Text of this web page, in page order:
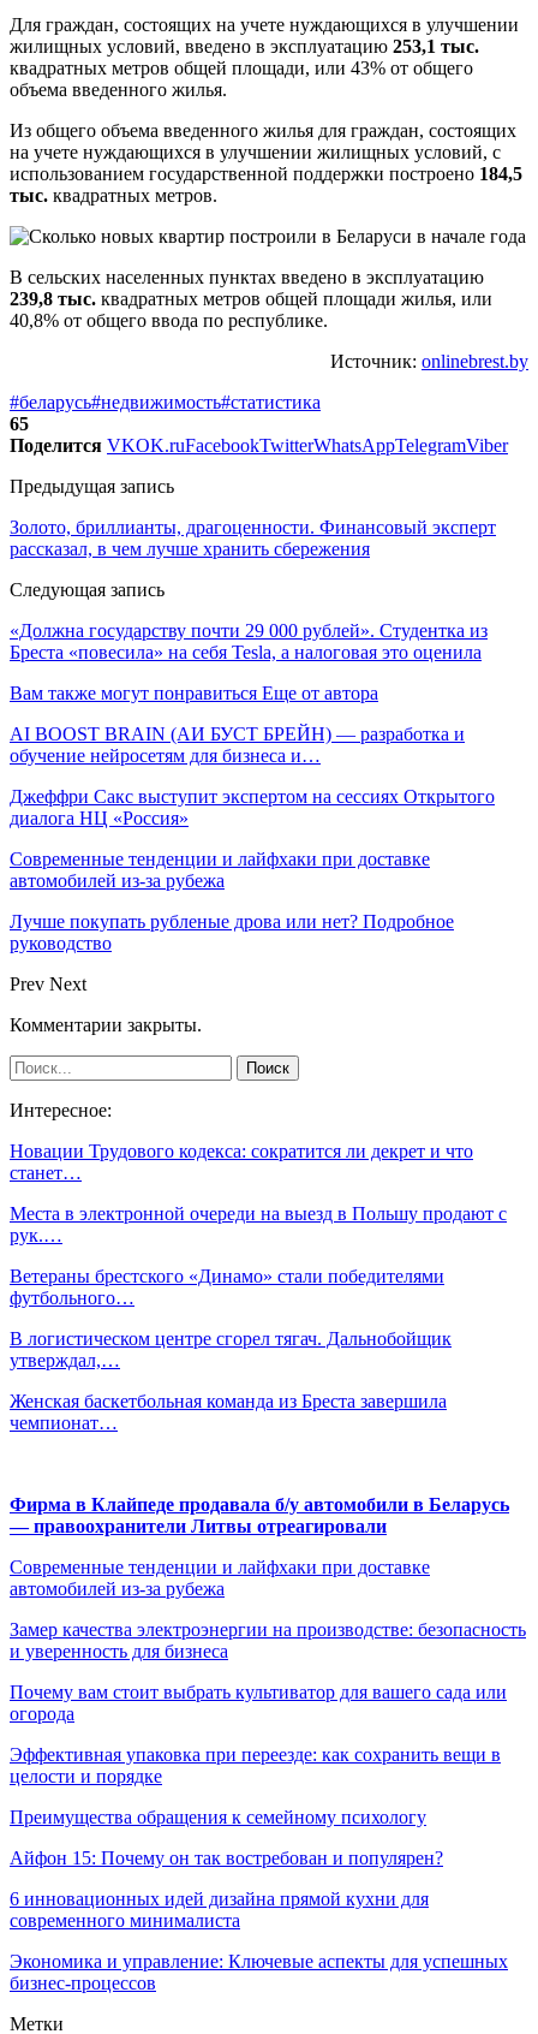
Для граждан, состоящих на учете нуждающихся в улучшении
жилищных условий, введено в эксплуатацию 253,1 тыс.
квадратных метров общей площади, или 43% от общего
объема введенного жилья.
Из общего объема введенного жилья для граждан, состоящих
на учете нуждающихся в улучшении жилищных условий, с
использованием государственной поддержки построено 184,5
тыс. квадратных метров.
В сельских населенных пунктах введено в эксплуатацию
239,8 тыс. квадратных метров общей площади жилья, или
40,8% от общего ввода по республике.
Источник: onlinebrest.by
#беларусь#недвижимость#статистика
65
Поделится VKOK.ruFacebookTwitterWhatsAppTelegramViber
Предыдущая запись
Золото, бриллианты, драгоценности. Финансовый эксперт
рассказал, в чем лучше хранить сбережения
Следующая запись
«Должна государству почти 29 000 рублей». Студентка из
Бреста «повесила» на себя Tesla, а налоговая это оценила
Вам также могут понравиться Еще от автора
AI BOOST BRAIN (АИ БУСТ БРЕЙН) — разработка и
обучение нейросетям для бизнеса и…
Джеффри Сакс выступит экспертом на сессиях Открытого
диалога НЦ «Россия»
Современные тенденции и лайфхаки при доставке
автомобилей из-за рубежа
Лучше покупать рубленые дрова или нет? Подробное
руководство
Prev Next
Комментарии закрыты.
Интересное:
Новации Трудового кодекса: сократится ли декрет и что
станет…
Места в электронной очереди на выезд в Польшу продают с
рук.…
Ветераны брестского «Динамо» стали победителями
футбольного…
В логистическом центре сгорел тягач. Дальнобойщик
утверждал,…
Женская баскетбольная команда из Бреста завершила
чемпионат…
Фирма в Клайпеде продавала б/у автомобили в Беларусь
— правоохранители Литвы отреагировали
Современные тенденции и лайфхаки при доставке
автомобилей из-за рубежа
Замер качества электроэнергии на производстве: безопасность
и уверенность для бизнеса
Почему вам стоит выбрать культиватор для вашего сада или
огорода
Эффективная упаковка при переезде: как сохранить вещи в
целости и порядке
Преимущества обращения к семейному психологу
Айфон 15: Почему он так востребован и популярен?
6 инновационных идей дизайна прямой кухни для
современного минималиста
Экономика и управление: Ключевые аспекты для успешных
бизнес-процессов
Метки